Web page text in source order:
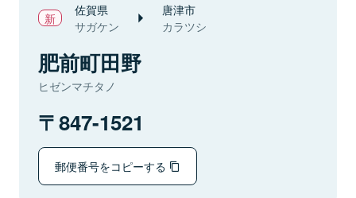
佐賀県
サガケン
唐津市
カラツシ
肥前町田野
ヒゼンマチタノ
847-1521
郵便番号をコピーする